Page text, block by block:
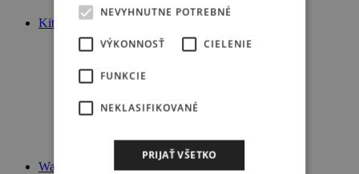
Ostatné
Kiteboard
Komplet
Dosky
Kity
Neoprény
Kitebuggy
Wake
NEVYHNUTNE POTREBNÉ
VÝKONNOSŤ CIELENIE
FUNKCIE
NEKLASIFIKOVANÉ
PRIJAŤ VŠETKO